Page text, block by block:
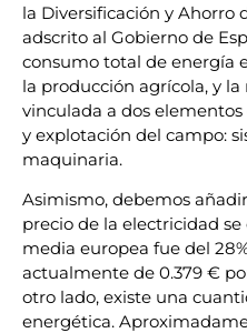
la Diversificación y Ahorro
adscrito al Gobierno de
consumo total de energía
la producción agrícola, y
vinculada a dos
y explotación del campo:
maquinaria.
Asimismo, debemos
precio de la electricidad se
media europea fue del
actualmente de 0.379 €
otro lado, existe una
energética.